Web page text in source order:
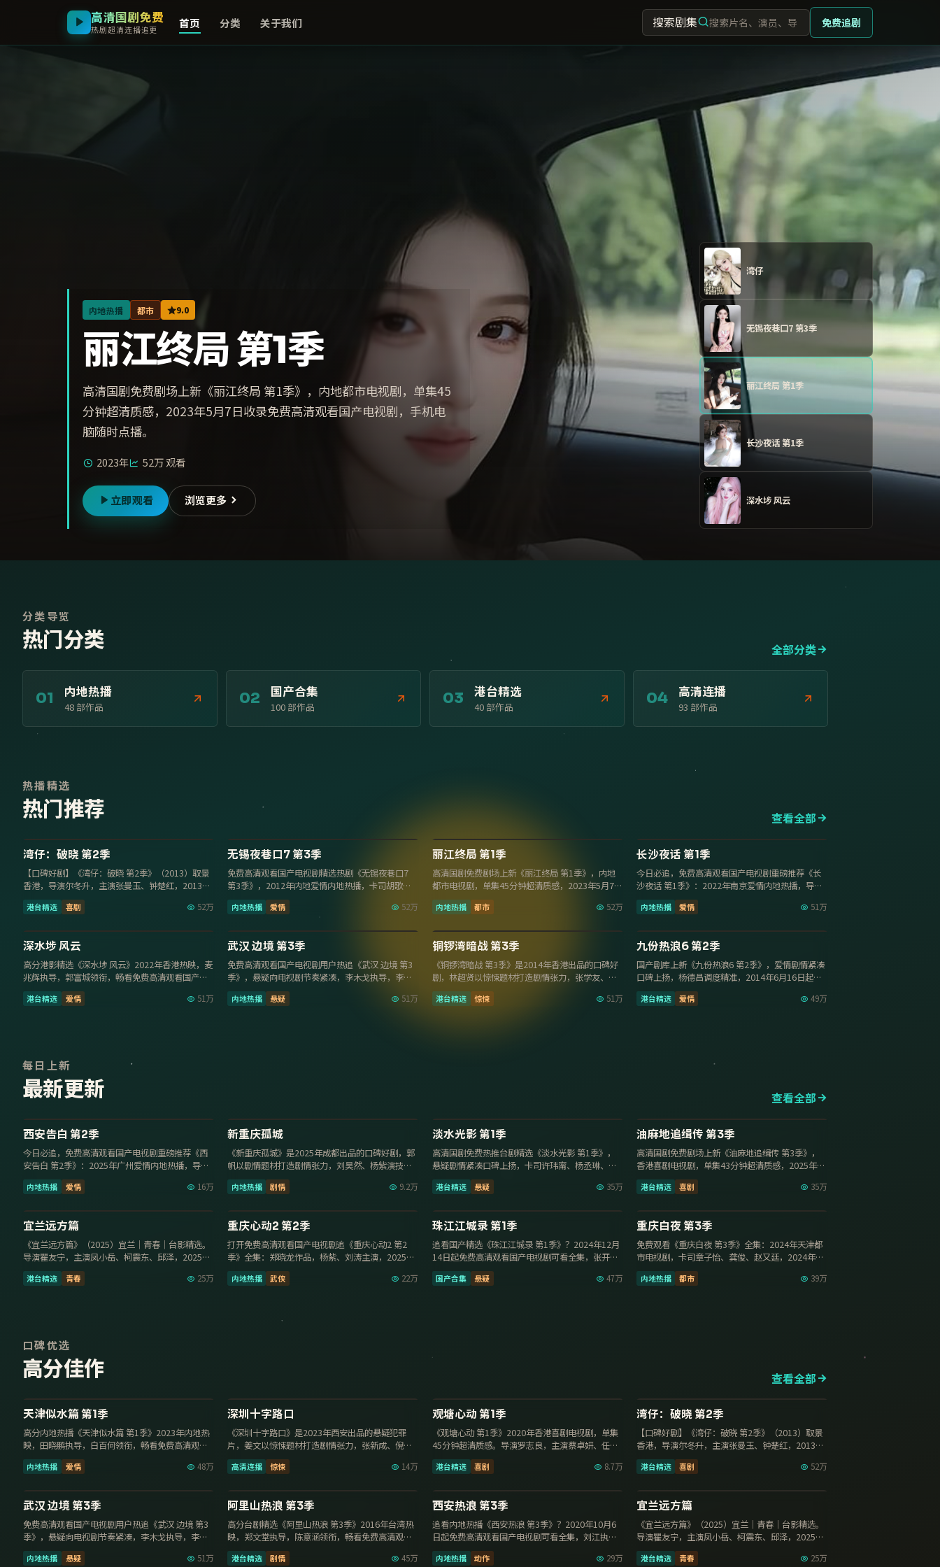
高清国剧免费
热剧超清连播追更 首页 分类 关于我们 搜索剧集 免费追剧
内地热播 都市 9.0
丽江终局 第1季
高清国剧免费剧场上新《丽江终局 第1季》，内地都市电视剧，单集45
分钟超清质感，2023年5月7日收录免费高清观看国产电视剧，手机电
脑随时点播。
2023年 52万观看
立即观看 浏览更多
湾仔
无锡夜巷口7 第3季
丽江终局 第1季
长沙夜话 第1季
深水埗 风云
分类导览
热门分类 全部分类
01 内地热播
48部作品 02 国产合集
100部作品 03 港台精选
40部作品 04 高清连播
93 部作品
热播精选
热门推荐 查看全部
9.6
湾仔：破晓 第2季
【口碑好剧】《湾仔：破晓 第2季》（2013）取景
香港，导演尔冬升，主演张曼玉、钟楚红，2013年
8月24日更新…
港台精选 喜剧 52万
9.0
无锡夜巷口7 第3季
免费高清观看国产电视剧精选热剧《无锡夜巷口7
第3季》，2012年内地爱情内地热播，卡司胡歌、
沈腾、汤唯，201…
内地热播 爱情 52万
9.0
丽江终局 第1季
高清国剧免费剧场上新《丽江终局 第1季》，内地
都市电视剧，单集45分钟超清质感，2023年5月7日
收录免费高清观…
内地热播 都市 52万
8.5
13集
长沙夜话 第1季
今日必追，免费高清观看国产电视剧重磅推荐《长
沙夜话 第1季》：2022年南京爱情内地热播，导演
郑晓龙，主演杨紫、…
内地热播 爱情 51万
8.1
深水埗 风云
高分港影精选《深水埗 风云》2022年香港热映，麦
兆辉执导，郭富城领衔，畅看免费高清观看国产电
视剧，1080P流…
港台精选 爱情 51万
9.6
武汉 边境 第3季
免费高清观看国产电视剧用户热追《武汉 边境 第3
季》，悬疑向电视剧节奏紧凑，李木戈执导，李现
领衔，2018年7月…
内地热播 悬疑 51万
8.5
铜锣湾暗战 第3季
《铜锣湾暗战 第3季》是2014年香港出品的口碑好
剧，林超贤以惊悚题材打造剧情张力，张学友、古
天乐演技出彩，20…
港台精选 惊悚 51万
8.2
九份热浪6 第2季
国产剧库上新《九份热浪6 第2季》，爱情剧情紧凑
口碑上扬，杨德昌调度精准，2014年6月16日起免
费高清观看国产…
港台精选 爱情 49万
每日上新
最新更新 查看全部
8.7
西安告白 第2季
今日必追，免费高清观看国产电视剧重磅推荐《西
安告白 第2季》：2025年广州爱情内地热播，导演
毛卫宁，主演成毅、…
内地热播 爱情 16万
8.1
新重庆孤城
《新重庆孤城》是2025年成都出品的口碑好剧，郭
帆以剧情题材打造剧情张力，刘昊然、杨紫演技出
彩，2025年10月…
内地热播 剧情 9.2万
7.9
淡水光影 第1季
高清国剧免费热推台剧精选《淡水光影 第1季》，
悬疑剧情紧凑口碑上扬，卡司许玮甯、杨丞琳、张
孝全，2025年9月2…
港台精选 悬疑 35万
8.1
13集
油麻地追缉传 第3季
高清国剧免费剧场上新《油麻地追缉传 第3季》，
香港喜剧电视剧，单集43分钟超清质感，2025年8
月21日收录免费…
港台精选 喜剧 35万
9.6
宜兰远方篇
《宜兰远方篇》（2025）宜兰｜青春｜台影精选。
导演瞿友宁，主演凤小岳、柯震东、邱泽，2025年
2月8日上映，免…
港台精选 青春 25万
9.6
重庆心动2 第2季
打开免费高清观看国产电视剧追《重庆心动2 第2
季》全集：郑晓龙作品，杨紫、刘涛主演，2025年
2月2日更新，高清…
内地热播 武侠 22万
9.2
珠江江城录 第1季
追看国产精选《珠江江城录 第1季》？2024年12月
14日起免费高清观看国产电视剧可看全集，张开宙
执导，沈腾、任…
国产合集 悬疑 47万
8.5
重庆白夜 第3季
免费观看《重庆白夜 第3季》全集：2024年天津都
市电视剧，卡司章子怡、龚俊、赵又廷，2024年8
月18日更新，…
内地热播 都市 39万
口碑优选
高分佳作 查看全部
9.7
天津似水篇 第1季
高分内地热播《天津似水篇 第1季》2023年内地热
映，田晓鹏执导，白百何领衔，畅看免费高清观看
国产电视剧，108…
内地热播 爱情 48万
9.7
深圳十字路口
《深圳十字路口》是2023年西安出品的悬疑犯罪
片，姜文以惊悚题材打造剧情张力，张新成、倪妮
演技出彩，2023年1…
高清连播 惊悚 14万
9.7
观塘心动 第1季
《观塘心动 第1季》2020年香港喜剧电视剧，单集
45分钟超清质感。导演罗志良，主演蔡卓妍、任达
华，2020年9…
港台精选 喜剧 8.7万
9.6
17集
湾仔：破晓 第2季
【口碑好剧】《湾仔：破晓 第2季》（2013）取景
香港，导演尔冬升，主演张曼玉、钟楚红，2013年
8月24日更新…
港台精选 喜剧 52万
9.6
武汉 边境 第3季
免费高清观看国产电视剧用户热追《武汉 边境 第3
季》，悬疑向电视剧节奏紧凑，李木戈执导，李现
领衔，2018年7月…
内地热播 悬疑 51万
9.6
阿里山热浪 第3季
高分台剧精选《阿里山热浪 第3季》2016年台湾热
映，郑文堂执导，陈意涵领衔，畅看免费高清观看
国产电视剧，108…
港台精选 剧情 45万
9.6
西安热浪 第3季
追看内地热播《西安热浪 第3季》？2020年10月6
日起免费高清观看国产电视剧可看全集，刘江执
导，成毅、张新成领…
内地热播 动作 29万
9.6
宜兰远方篇
《宜兰远方篇》（2025）宜兰｜青春｜台影精选。
导演瞿友宁，主演凤小岳、柯震东、邱泽，2025年
2月8日上映，免…
港台精选 青春 25万